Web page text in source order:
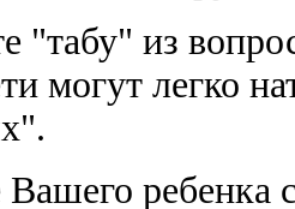
"табу" из
могут легко
ребенка